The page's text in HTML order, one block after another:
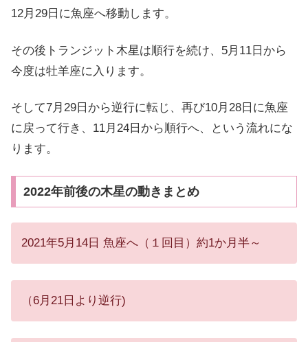
12月29日に魚座へ移動します。
その後トランジット木星は順行を続け、5月11日から
今度は牡羊座に入ります。
そして7月29日から逆行に転じ、再び10月28日に魚座
に戻って行き、11月24日から順行へ、という流れにな
ります。
2022年前後の木星の動きまとめ
2021年5月14日 魚座へ（１回目）約1か月半～
（6月21日より逆行)